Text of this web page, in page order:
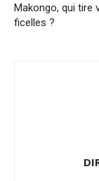
Makongo, qui tire
ficelles ?